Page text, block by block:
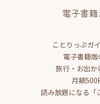
電子書
ことりっぷガ
電子書籍版
旅行・お出
月額500
読み放題になる「